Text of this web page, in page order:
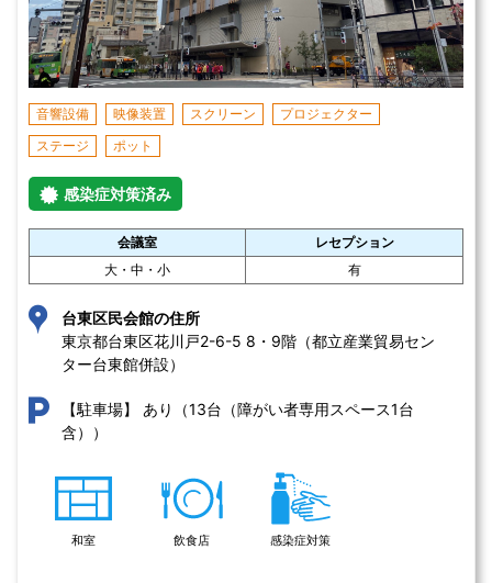
音響設備 映像装置 スクリーン
プロジェクター
ステージ
ポット
感染症対策済み
会議室
レセプション
大・中・小
有
台東区民会館の住所
東京都台東区花川戸2-6-5 8・9階（都立産業貿易セン
ター台東館併設）
【駐車場】
あり（13台（障がい者専用スペース1台
含））
和室 飲食店 感染症対策